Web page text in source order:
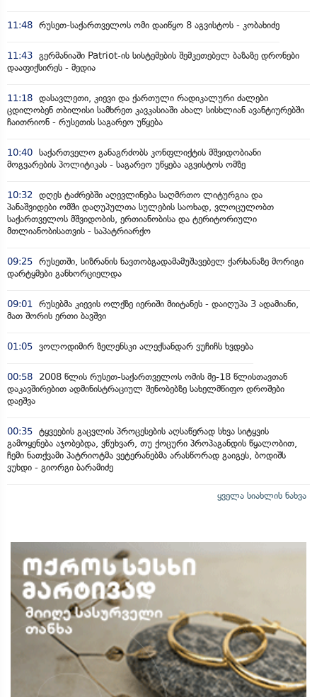
11:48 რუსეთ-საქართველოს ომი დაიწყო 8 აგვისტოს - კობახიძე
11:43 გერმანიაში Patriot-ის სისტემების შემკეთებელ ბაზაზე დრონები
დააფიქსირეს - მედია
11:18 დასავლეთი, კიევი და ქართული რადიკალური ძალები
ცდილობენ თბილისი სამხრეთ კავკასიაში ახალ სისხლიან ავანტიურებში
ჩაითრიონ - რუსეთის საგარეო უწყება
10:40 საქართველო განაგრძობს კონფლიქტის მშვიდობიანი
მოგვარების პოლიტიკას - საგარეო უწყება აგვისტოს ომზე
10:32
დღეს ტაძრებში აღევლინება საღმრთო ლიტურგია და
პანაშვიდები ომში დაღუპულთა სულების საოხად, ვლოცულობთ
საქართველოს მშვიდობის, ერთიანობისა და ტერიტორიული
მთლიანობისათვის - საპატრიარქო
09:25 რუსეთში, სიზრანის ნავთობგადამამუშავებელ ქარხანაზე მორიგი
დარტყმები განხორციელდა
09:01
რუსებმა კიევის ოლქზე იერიში მიიტანეს - დაიღუპა 3 ადამიანი,
მათ შორის ერთი ბავშვი
01:05 ვოლოდიმირ ზელენსკი ალექსანდარ ვუჩიჩს ხვდება
00:58
2008 წლის რუსეთ-საქართველოს ომის მე-18 წლისთავთან
დაკავშირებით ადმინისტრაციულ შენობებზე სახელმწიფო დროშები
დაეშვა
00:35 ტყვეების გაცვლის პროცესების აღსაწერად სხვა სიტყვის
გამოყენება აჯობებდა, ვწუხვარ, თუ ქოცური პროპაგანდის წყალობით,
ჩემი ნათქვამი პატრიოტმა ვეტერანებმა არასწორად გაიგეს, ბოდიშს
ვუხდი - გიორგი ბარამიძე
ყველა სიახლის ნახვა